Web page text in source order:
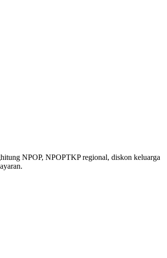
NPOP, NPOPTKP regional, diskon keluarga